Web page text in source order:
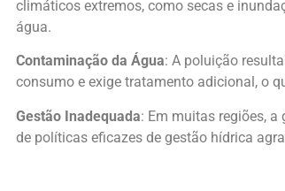
climáticos extremos, como secas e
água.
Contaminação da Água: A poluição
consumo e exige tratamento adicional, o
Gestão Inadequada: Em muitas regiões,
de políticas eficazes de gestão hídrica